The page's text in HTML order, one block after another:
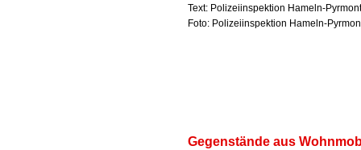
Text: Polizeiinspektion Hameln-
Foto: Polizeiinspektion Hameln-
Gegenstände aus